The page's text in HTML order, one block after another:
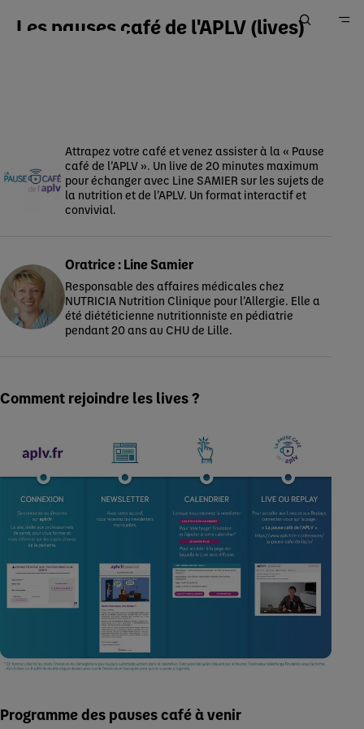
Les pauses café de l'APLV (lives)
Attrapez votre café et venez assister à la « Pause
café de l’APLV ». Un live de 20 minutes maximum
pour échanger avec Line SAMIER sur les sujets de
la nutrition et de l’APLV. Un format interactif et
convivial.
Oratrice : Line Samier
Responsable des affaires médicales chez
NUTRICIA Nutrition Clinique pour l’Allergie. Elle a
été diététicienne nutritionniste en pédiatrie
pendant 20 ans au CHU de Lille.
Comment rejoindre les lives ?
Programme des pauses café à venir